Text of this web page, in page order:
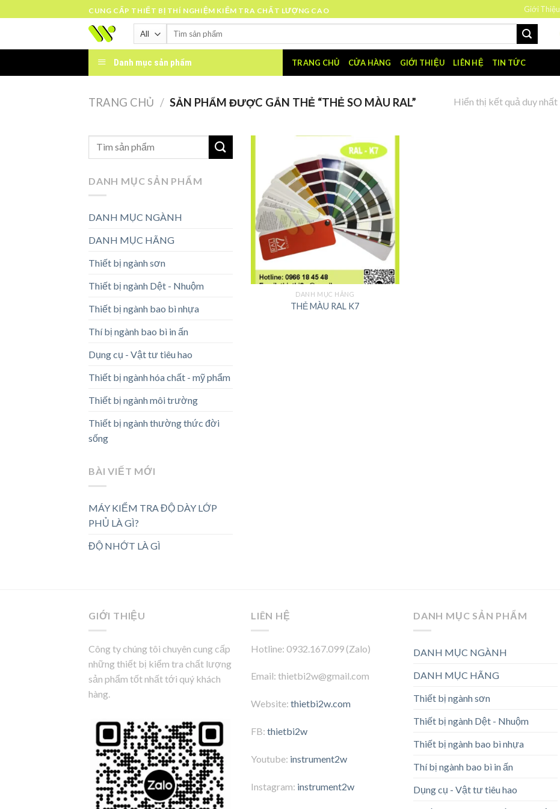
to
CUNG CẤP THIẾT BỊ THÍ NGHIỆM KIỂM TRA CHẤT LƯỢNG CAO Giới Thiệu
Tìm
Danh mục sản phẩm TRANG CHỦ CỬA HÀNG GIỚI THIỆU LIÊN HỆ TIN TỨC
TRANG CHỦ / SẢN PHẨM ĐƯỢC GẮN THẺ “THẺ SO MÀU RAL” Hiển thị kết quả duy nhất
DANH MỤC SẢN PHẨM
DANH MỤC NGÀNH
DANH MỤC HÃNG
Thiết bị ngành sơn
Thiết bị ngành Dệt - Nhuộm
Thiết bị ngành bao bì nhựa
Thí bị ngành bao bì in ấn
Dụng cụ - Vật tư tiêu hao
Thiết bị ngành hóa chất - mỹ phẩm
Thiết bị ngành môi trường
Thiết bị ngành thường thức đời
sống
BÀI VIẾT MỚI
MÁY KIỂM TRA ĐỘ DÀY LỚP
PHỦ LÀ GÌ?
ĐỘ NHỚT LÀ GÌ
DANH MỤC HÃNG
THẺ MÀU RAL K7
GIỚI THIỆU
Công ty chúng tôi chuyên cung cấp
những thiết bị kiểm tra chất lượng
sản phẩm tốt nhất tới quý khách
hàng.
LIÊN HỆ
Hotline: 0932.167.099 (Zalo)
Email: thietbi2w@gmail.com
Website: thietbi2w.com
FB: thietbi2w
Youtube: instrument2w
Instagram: instrument2w
DANH MỤC SẢN PHẨM
DANH MỤC NGÀNH
DANH MỤC HÃNG
Thiết bị ngành sơn
Thiết bị ngành Dệt - Nhuộm
Thiết bị ngành bao bì nhựa
Thí bị ngành bao bì in ấn
Dụng cụ - Vật tư tiêu hao